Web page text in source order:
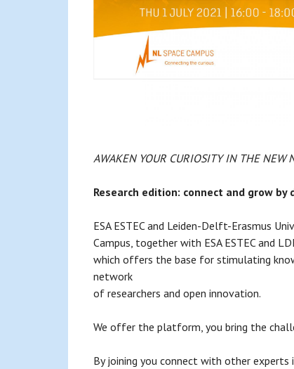
AWAKEN YOUR CURIOSITY IN THE NEW
Research edition: connect and grow by
ESA ESTEC and Leiden-Delft-Erasmus
Campus, together with ESA ESTEC and
which offers the base for stimulating
network
of researchers and open innovation.
We offer the platform, you bring the
By joining you connect with other